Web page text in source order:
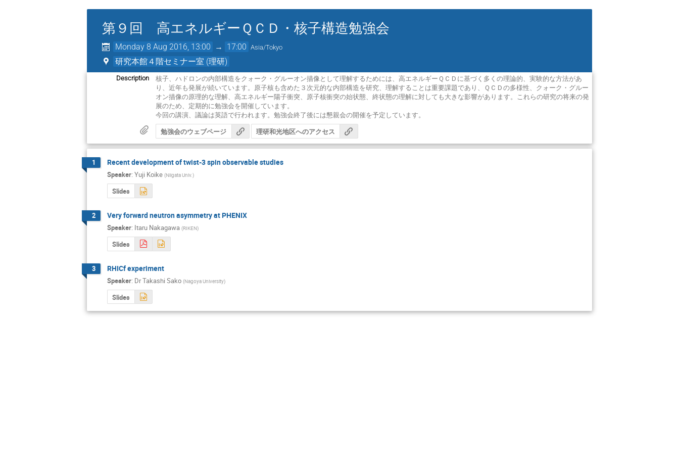
第９回 高エネルギーＱＣＤ・核子構造勉強会
Monday 8 Aug 2016, 13:00 → 17:00 Asia/Tokyo
研究本館４階セミナー室 (理研)
Description
核子、ハドロンの内部構造をクォーク・グルーオン描像として理解するためには、高エネルギーＱＣＤに基づく多くの理論的、実験的な方法があ
り、近年も発展が続いています。原子核も含めた３次元的な内部構造を研究、理解することは重要課題であり、ＱＣＤの多様性、クォーク・グルー
オン描像の原理的な理解、高エネルギー陽子衝突、原子核衝突の始状態、終状態の理解に対しても大きな影響があります。これらの研究の将来の発
展のため、定期的に勉強会を開催しています。
今回の講演、議論は英語で行われます。勉強会終了後には懇親会の開催を予定しています。
勉強会のウェブページ
理研和光地区へのアクセス
1 Recent development of twist-3 spin observable studies
Speaker: Yuji Koike (Niigata Univ.)
Slides
2 Very forward neutron asymmetry at PHENIX
Speaker: Itaru Nakagawa (RIKEN)
Slides
3 RHICf experiment
Speaker: DrTakashi Sako (Nagoya University)
Slides